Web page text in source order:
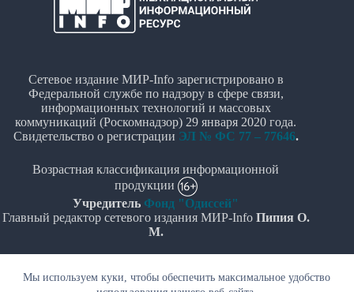
Мы используем куки, чтобы обеспечить максимальное удобство
Сетевое издание МИР-Info зарегистрировано в
Федеральной службе по надзору в сфере связи,
информационных технологий и массовых
коммуникаций (Роскомнадзор) 29 января 2020 года.
Свидетельство о регистрации ЭЛ № ФС 77 – 77646.
Возрастная классификация информационной
продукции
Учредитель Фонд "Одиссей"
Главный редактор сетевого издания МИР-Info Пипия О.
М.
данных